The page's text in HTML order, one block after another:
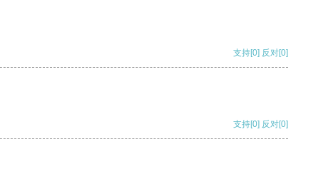
支持[0] 反对[0]
支持[0] 反对[0]